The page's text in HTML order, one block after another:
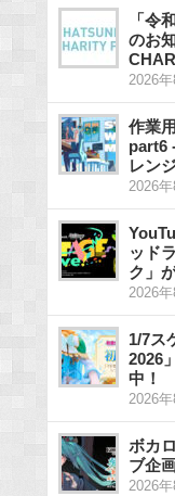
「令
のお
2026
作業
part6
レン
2026
ッド
ク」
2026
1/7ス
2026
中！
2026
ボカ
ブ企
2026